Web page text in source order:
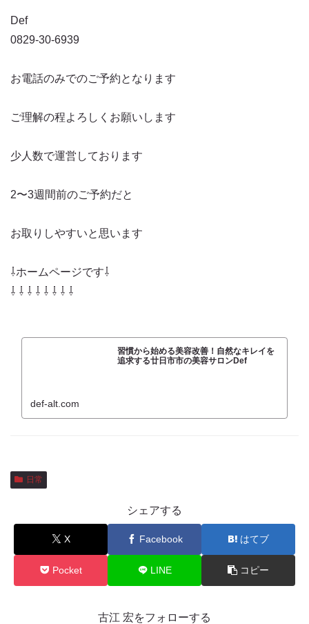
Def
0829-30-6939
お電話のみでのご予約となります
ご理解の程よろしくお願いします
少人数で運営しております
2〜3週間前のご予約だと
お取りしやすいと思います
⇩ホームページです⇩
⇩ ⇩ ⇩ ⇩ ⇩ ⇩ ⇩ ⇩
習慣から始める美容改善！自然なキレイを
追求する廿日市市の美容サロンDef
def-alt.com
日常
シェアする
X Facebook はてブ
Pocket LINE コピー
古江 宏をフォローする